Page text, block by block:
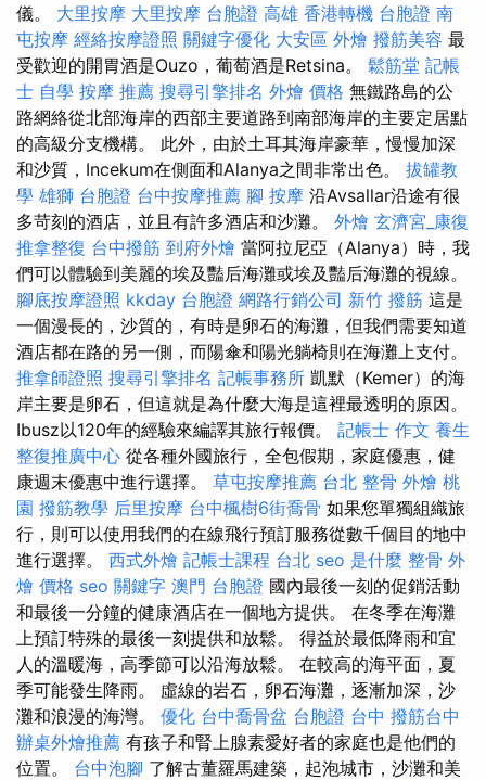
儀。 大里按摩 大里按摩 台胞證 高雄 香港轉機 台胞證 南
屯按摩 經絡按摩證照 關鍵字優化 大安區 外燴 撥筋美容 最
受歡迎的開胃酒是Ouzo，葡萄酒是Retsina。 鬆筋堂 記帳
士 自學 按摩 推薦 搜尋引擎排名 外燴 價格 無鐵路島的公
路網絡從北部海岸的西部主要道路到南部海岸的主要定居點
的高級分支機構。 此外，由於土耳其海岸豪華，慢慢加深
和沙質，Incekum在側面和Alanya之間非常出色。 拔罐教
學 雄獅 台胞證 台中按摩推薦 腳 按摩 沿Avsallar沿途有很
多苛刻的酒店，並且有許多酒店和沙灘。 外燴 玄濟宮_康復
推拿整復 台中撥筋 到府外燴 當阿拉尼亞（Alanya）時，我
們可以體驗到美麗的埃及豔后海灘或埃及豔后海灘的視線。
腳底按摩證照 kkday 台胞證 網路行銷公司 新竹 撥筋 這是
一個漫長的，沙質的，有時是卵石的海灘，但我們需要知道
酒店都在路的另一側，而陽傘和陽光躺椅則在海灘上支付。
推拿師證照 搜尋引擎排名 記帳事務所 凱默（Kemer）的海
岸主要是卵石，但這就是為什麼大海是這裡最透明的原因。
Ibusz以120年的經驗來編譯其旅行報價。 記帳士 作文 養生
整復推廣中心 從各種外國旅行，全包假期，家庭優惠，健
康週末優惠中進行選擇。 草屯按摩推薦 台北 整骨 外燴 桃
園 撥筋教學 后里按摩 台中楓樹6街喬骨 如果您單獨組織旅
行，則可以使用我們的在線飛行預訂服務從數千個目的地中
進行選擇。 西式外燴 記帳士課程 台北 seo 是什麼 整骨 外
燴 價格 seo 關鍵字 澳門 台胞證 國內最後一刻的促銷活動
和最後一分鐘的健康酒店在一個地方提供。 在冬季在海灘
上預訂特殊的最後一刻提供和放鬆。 得益於最低降雨和宜
人的溫暖海，高季節可以沿海放鬆。 在較高的海平面，夏
季可能發生降雨。 虛線的岩石，卵石海灘，逐漸加深，沙
灘和浪漫的海灣。 優化 台中喬骨盆 台胞證 台中 撥筋台中
辦桌外燴推薦 有孩子和腎上腺素愛好者的家庭也是他們的
位置。 台中泡腳 了解古董羅馬建築，起泡城市，沙灘和美